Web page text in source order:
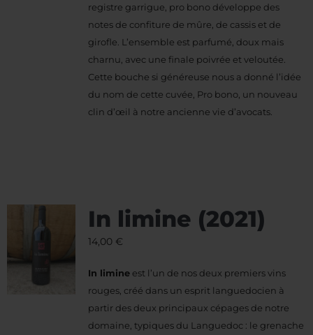
registre garrigue, pro bono développe des
notes de confiture de mûre, de cassis et de
girofle. L’ensemble est parfumé, doux mais
charnu, avec une finale poivrée et veloutée.
Cette bouche si généreuse nous a donné l’idée
du nom de cette cuvée, Pro bono, un nouveau
clin d’œil à notre ancienne vie d’avocats.
In limine (2021)
14,00 €
In limineest l’un de nos deux premiers vins
rouges, créé dans un esprit languedocien à
partir des deux principaux cépages de notre
domaine, typiques du Languedoc : le grenache